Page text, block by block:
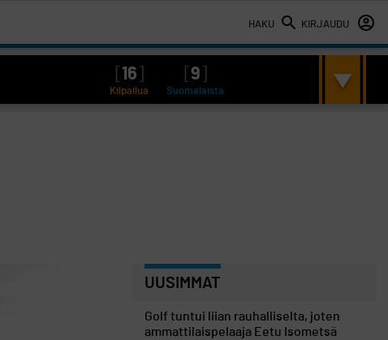
HAKU KIRJAUDU
16 9
Kilpailua Suomalaista
UUSIMMAT
Golf tuntui liian rauhalliselta, joten
ammattilaispelaaja Eetu Isometsä